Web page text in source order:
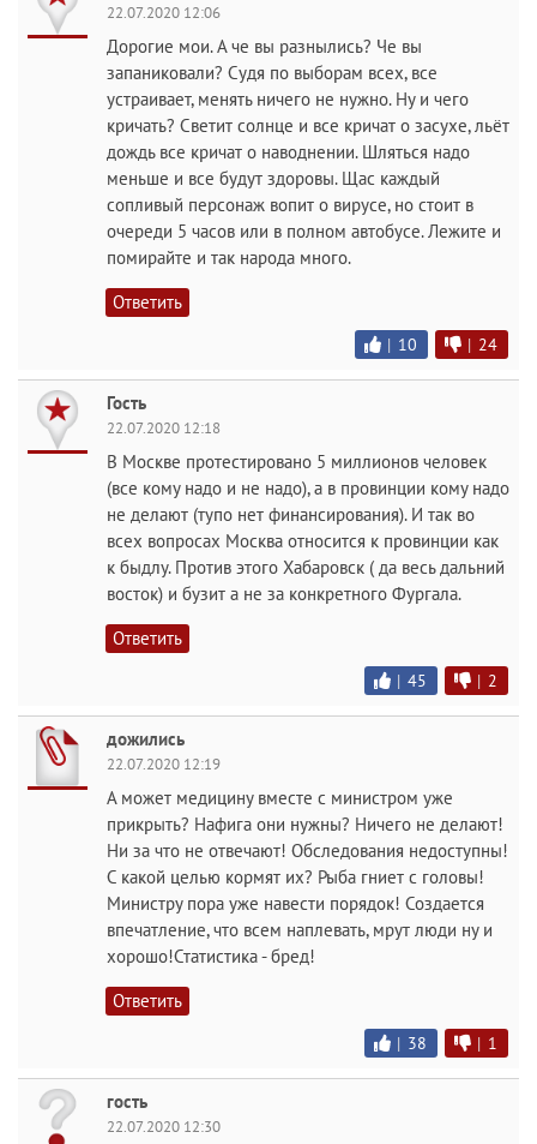
22.07.2020 12:06
Дорогие мои. А че вы разнылись? Че вы
запаниковали? Судя по выборам всех, все
устраивает, менять ничего не нужно. Ну и чего
кричать? Светит солнце и все кричат о засухе, льёт
дождь все кричат о наводнении. Шляться надо
меньше и все будут здоровы. Щас каждый
сопливый персонаж вопит о вирусе, но стоит в
очереди 5 часов или в полном автобусе. Лежите и
помирайте и так народа много.
Ответить
| 10 | 24
Гость
22.07.2020 12:18
В Москве протестировано 5 миллионов человек
(все кому надо и не надо), а в провинции кому надо
не делают (тупо нет финансирования). И так во
всех вопросах Москва относится к провинции как
к быдлу. Против этого Хабаровск ( да весь дальний
восток) и бузит а не за конкретного Фургала.
Ответить
| 45 | 2
дожились
22.07.2020 12:19
А может медицину вместе с министром уже
прикрыть? Нафига они нужны? Ничего не делают!
Ни за что не отвечают! Обследования недоступны!
С какой целью кормят их? Рыба гниет с головы!
Министру пора уже навести порядок! Создается
впечатление, что всем наплевать, мрут люди ну и
хорошо!Статистика - бред!
Ответить
| 38 | 1
гость
22.07.2020 12:30